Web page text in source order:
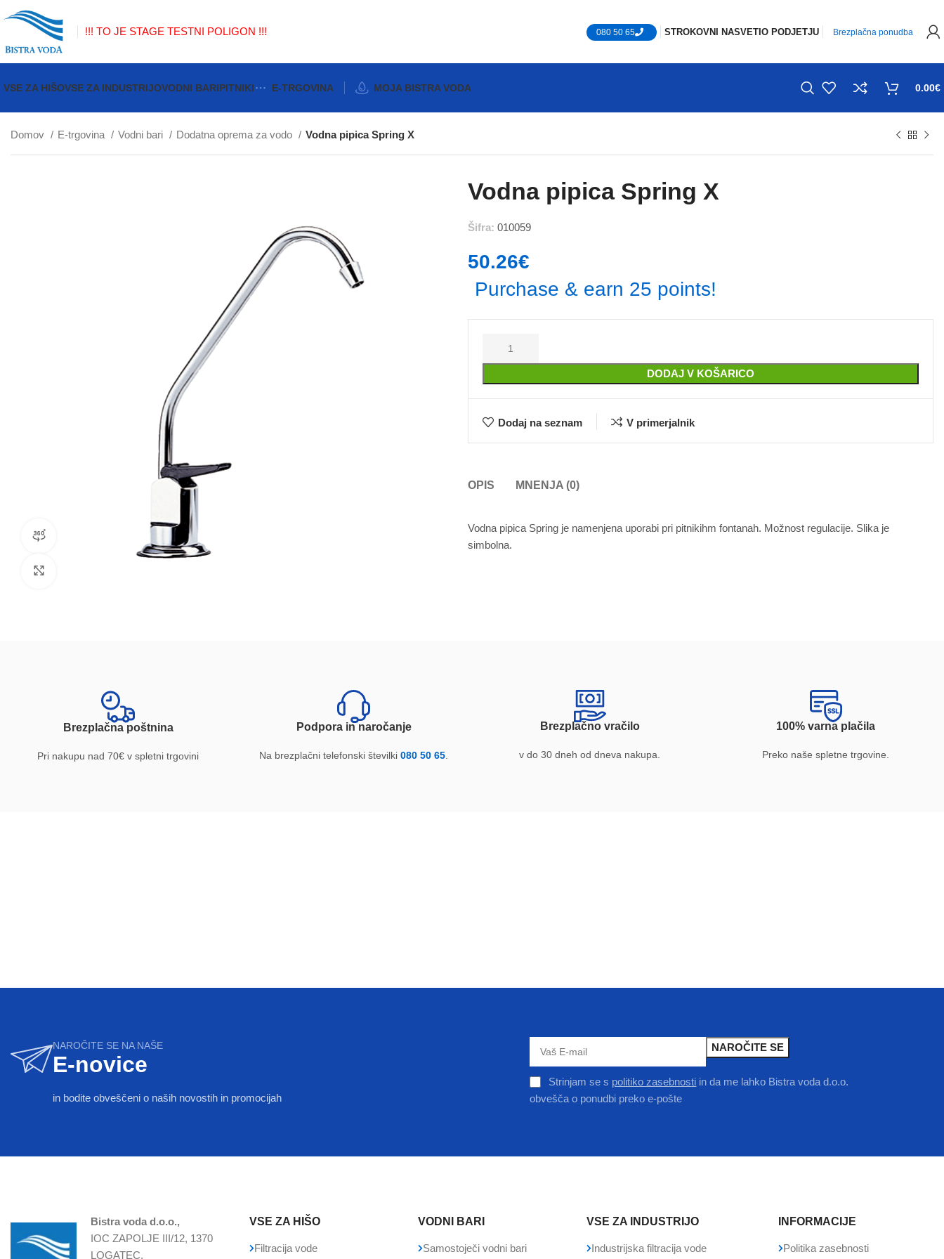
!!! TO JE STAGE TESTNI POLIGON !!! 080 50 65 STROKOVNI NASVETIO PODJETJU Brezplačna ponudba
VSE ZA HIŠOVSE ZA INDUSTRIJOVODNI BARIPITNIKI E-TRGOVINA MOJA BISTRA VODA 0.00€
Domov E-trgovina Vodni bari Dodatna oprema za vodo Vodna pipica Spring X
Vodna pipica Spring X
Šifra: 010059
50.26€
Purchase & earn 25 points!
DODAJ V KOŠARICO
Dodaj na seznam V primerjalnik
OPIS MNENJA (0)
Vodna pipica Spring je namenjena uporabi pri pitnikihm fontanah. Možnost regulacije. Slika je
simbolna.
Brezplačna poštnina
Pri nakupu nad 70€ v spletni trgovini
Podpora in naročanje
Na brezplačni telefonski številki080 50 65
Brezplačno vračilo
v do 30 dneh od dneva nakupa.
100% varna plačila
Preko naše spletne trgovine.
NAROČITE SE NA NAŠE
E-novice
in bodite obveščeni o naših novostih in promocijah
Strinjam se s politiko zasebnosti in da me lahko Bistra voda d.o.o.
obvešča o ponudbi preko e-pošte
Bistra voda d.o.o.,
IOC ZAPOLJE III/12, 1370
LOGATEC,
VSE ZA HIŠO
Filtracija vode
VODNI BARI
Samostoječi vodni bari
VSE ZA INDUSTRIJO
Industrijska filtracija vode
INFORMACIJE
Politika zasebnosti